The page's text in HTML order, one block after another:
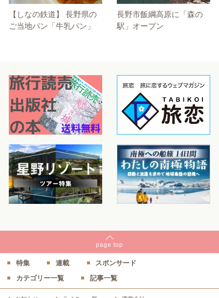
【しなの鉄道】 長野県の
ご当地パン「牛乳パン」
長野市飯綱高原に「森の
駅」オープン
page top
特集 連載
スポンサード
カテゴリー一覧
記事一覧